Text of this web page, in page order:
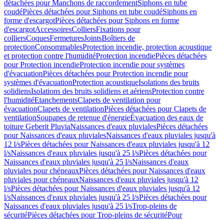
détachées pour Manchons de raccordementSiphons en tube
coudéPièces détachées pour Siphons en tube coudéSiphons en
forme d'escargotPièces détachées pour Siphons en forme
d'escargotAccessoiresColliersFixations pour
colliersCoquesFermeturesJointsBoîtiers de
protectionConsommablesProtection incendie, protection acoustique
et protection contre l'humiditéProtection incendiePièces détachées
pour Protection incendieProtection incendie pour systèmes
d'évacuationPièces détachées pour Protection incendie pour
systèmes d'évacuationProtection acoustiqueIsolations des bruits
solidiensIsolations des bruits solidiens et aériensProtection contre
l'humiditéEtanchementsClapets de ventilation pour
évacuationClapets de ventilationPièces détachées pour Clapets de
ventilationSoupapes de retenue d'énergieÉvacuation des eaux de
toiture Geberit PluviaNaissances d'eaux pluvialesPièces détachées
pour Naissances d'eaux pluvialesNaissances d'eaux pluviales jusqu'à
12 l/sPièces détachées pour Naissances d'eaux pluviales jusqu'à 12
l/sNaissances d'eaux pluviales jusqu'à 25 l/sPièces détachées pour
Naissances d'eaux pluviales jusqu'à 25 l/sNaissances d'eaux
pluviales pour chéneauxPièces détachées pour Naissances d'eaux
pluviales pour chéneauxNaissances d'eaux pluviales jusqu'à 12
l/sPièces détachées pour Naissances d'eaux pluviales jusqu'à 12
l/sNaissances d'eaux pluviales jusqu'à 25 l/sPièces détachées pour
Naissances d'eaux pluviales jusqu'à 25 l/sTrop-pleins de
sécuritéPièces détachées pour Trop-pleins de sécuritéPour